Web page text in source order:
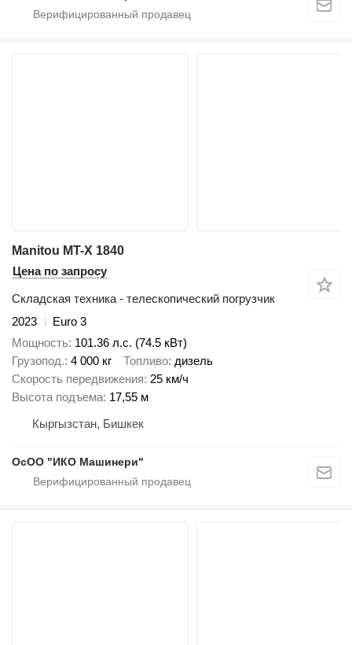
Manitou MT-X 1840
Цена по запросу
Складская техника - телескопический погрузчик
2023
Euro 3
Мощность 101.36 л.с. (74.5 кВт)
Грузопод. 4 000 кг Топливо дизель
Скорость передвижения 25 км/ч
Высота подъема 17,55 м
Кыргызстан, Бишкек
ОсОО "ИКО Машинери"